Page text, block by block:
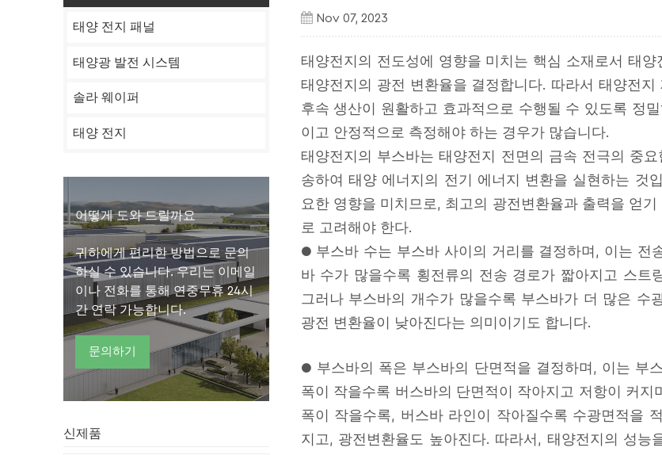
태양 전지 패널
태양광 발전 시스템
솔라 웨이퍼
태양 전지
어떻게 도와 드릴까요
귀하에게 편리한 방법으로 문의
하실 수 있습니다. 우리는 이메일
이나 전화를 통해 연중무휴 24시
간 연락 가능합니다.
문의하기
신제품
Nov 07, 2023
태양전지의 전도성에 영향을 미치는 핵심 소재로서 태
태양전지의 광전 변환율을 결정합니다. 따라서 태양전
후속 생산이 원활하고 효과적으로 수행될 수 있도록 정
이고 안정적으로 측정해야 하는 경우가 많습니다.
태양전지의 부스바는 태양전지 전면의 금속 전극의 중
송하여 태양 에너지의 전기 에너지 변환을 실현하는 것
요한 영향을 미치므로, 최고의 광전변환율과 출력을 얻
로 고려해야 한다.
● 부스바 수는 부스바 사이의 거리를 결정하며, 이는 전
바 수가 많을수록 횡전류의 전송 경로가 짧아지고 스트
그러나 부스바의 개수가 많을수록 부스바가 더 많은
광전 변환율이 낮아진다는 의미이기도 합니다.
● 부스바의 폭은 부스바의 단면적을 결정하며, 이는 부
폭이 작을수록 버스바의 단면적이 작아지고 저항이 커
폭이 작을수록, 버스바 라인이 작아질수록 수광면적을
지고, 광전변환율도 높아진다. 따라서, 태양전지의 성